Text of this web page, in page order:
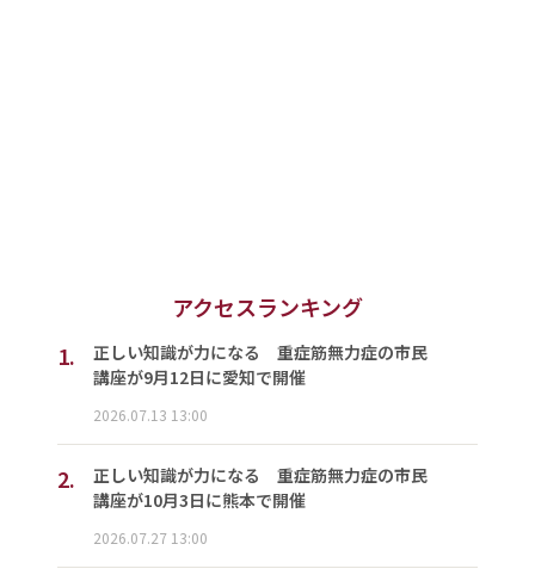
アクセスランキング
1.
正しい知識が力になる 重症筋無力症の市民
講座が9月12日に愛知で開催
2026.07.13 13:00
2.
正しい知識が力になる 重症筋無力症の市民
講座が10月3日に熊本で開催
2026.07.27 13:00